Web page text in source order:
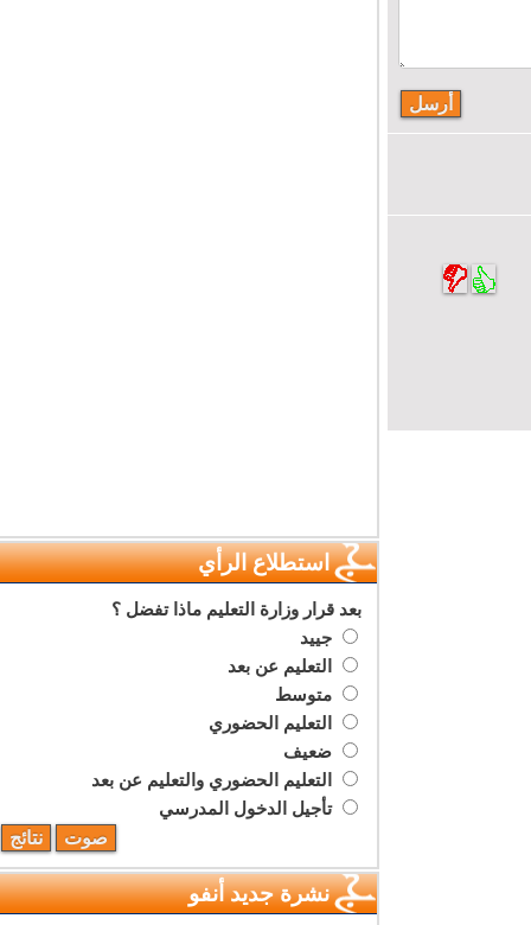
استطلاع الرأي
بعد قرار وزارة التعليم ماذا تفضل ؟
جييد
التعليم عن بعد
متوسط
التعليم الحضوري
ضعيف
التعليم الحضوري والتعليم عن بعد
تأجيل الدخول المدرسي
نشرة جديد أنفو